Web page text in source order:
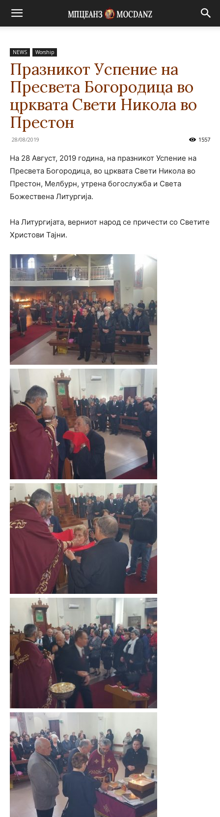
NEWS Worship
Празникот Успение на
Пресвета Богородица во
црквата Свети Никола во
Престон
28/08/2019 1557
На 28 Август, 2019 година, на празникот Успение на
Пресвета Богородица, во црквата Свети Никола во
Престон, Мелбурн, утрена богослужба и Света
Божествена Литургија.
На Литургијата, верниот народ се причести со Светите
Христови Тајни.